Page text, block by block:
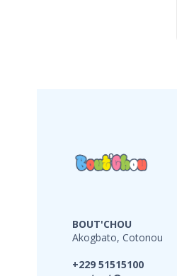
BOUT'CHOU
Akogbato, Cotonou
+229 51515100